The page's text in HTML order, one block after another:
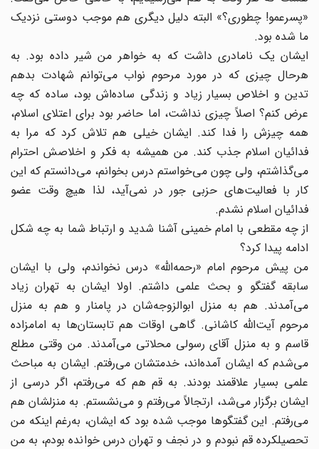
«پسرعمو!‌ چطوری؟» البته دلیل دیگری هم موجب دوستی نزدیک
ما شده بود.
ایشان یک نامادری‌ داشت که به خواهر من شیر داده بود. به
هرحال چیزی که در مورد مرحوم نواب می‌توانم شهادت بدهم
تدین و اخلاص بسیار زیاد و زندگی ساده‌اش بود، ساده که چه
عرض کنم؟ اصلاً چیزی نداشت، اما حاضر بود برای اعتلای اسلام،
همه چیزش را فدا کند. ایشان خیلی هم تلاش کرد که مرا به
فدائیان اسلام جذب کند. من همیشه به فکر و اخلاصش احترام
می‌گذاشتم، ولی چون می‌خواستم درس بخوانم، می‌دانستم که این
کار با فعالیت‌های حزبی جور در نمی‌آید، لذا هیچ وقت عضو
فدائیان اسلام نشدم.
از چه مقطعی با امام خمینی آشنا شدید و ارتباط شما به چه شکل
ادامه پیدا کرد؟
من پیش مرحوم امام «رحمه‌الله» درس نخواندم، ولی با ایشان
سابقه گفتگو و بحث علمی داشتم. اولا ایشان به تهران زیاد
می‌آمدند. هم به منزل ابوالزوجه‌شان در پامنار و هم به منزل
مرحوم آیت‌الله کاشانی. گاهی اوقات هم تابستان‌ها به امامزاده
قاسم و به منزل آقای رسولی محلاتی می‌آمدند. من وقتی مطلع
می‌شدم که ایشان آمده‌اند، خدمتشان می‌رفتم. ایشان به مباحث
علمی بسیار علاقمند بودند. به قم هم که می‌رفتم، اگر درسی از
ایشان برگزار می‌شد، ارتجالاً می‌رفتم و می‌نشستم. به منزلشان هم
می‌رفتم. این گفتگوها موجب شده بود که ایشان، به‌رغم اینکه من
تحصیلکرده قم نبودم و در نجف و تهران درس خوانده بودم، به من